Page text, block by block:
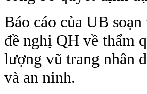
Báo cáo của UB
đề nghị QH về thẩm
lượng vũ trang nhân
và an ninh.